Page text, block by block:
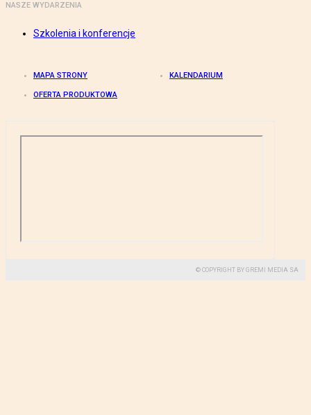
NASZE WYDARZENIA
Szkolenia i konferencje
MAPA STRONY KALENDARIUM
OFERTA PRODUKTOWA
© COPYRIGHT BY GREMI MEDIA SA